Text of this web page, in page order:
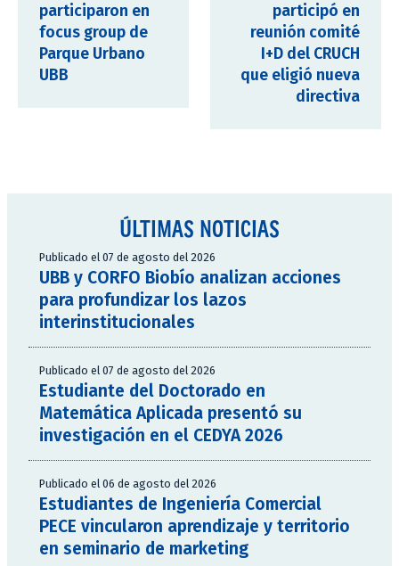
participaron en
focus group de
Parque Urbano
UBB
participó en
reunión comité
I+D del CRUCH
que eligió nueva
directiva
ÚLTIMAS NOTICIAS
Publicado el 07 de agosto del 2026
UBB y CORFO Biobío analizan acciones
para profundizar los lazos
interinstitucionales
Publicado el 07 de agosto del 2026
Estudiante del Doctorado en
Matemática Aplicada presentó su
investigación en el CEDYA 2026
Publicado el 06 de agosto del 2026
Estudiantes de Ingeniería Comercial
PECE vincularon aprendizaje y territorio
en seminario de marketing